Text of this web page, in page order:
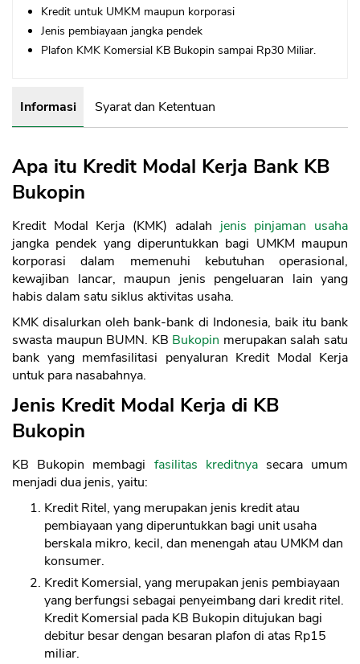
Kredit untuk UMKM maupun korporasi
Jenis pembiayaan jangka pendek
Plafon KMK Komersial KB Bukopin sampai Rp30 Miliar.
Informasi Syarat dan Ketentuan
Apa itu Kredit Modal Kerja Bank KB
Bukopin
Kredit Modal Kerja (KMK) adalahjenis pinjaman usaha
jangka pendek yang diperuntukkan bagi UMKM maupun
korporasi dalam memenuhi kebutuhan operasional,
kewajiban lancar, maupun jenis pengeluaran lain yang
habis dalam satu siklus aktivitas usaha.
KMK disalurkan oleh bank-bank di Indonesia, baik itu bank
swasta maupun BUMN. KB Bukopin merupakan salah satu
bank yang memfasilitasi penyaluran Kredit Modal Kerja
untuk para nasabahnya.
Jenis Kredit Modal Kerja di KB
Bukopin
KB Bukopin membagi fasilitas kreditnyasecara umum
menjadi dua jenis, yaitu:
Kredit Ritel, yang merupakan jenis kredit atau
pembiayaan yang diperuntukkan bagi unit usaha
berskala mikro, kecil, dan menengah atau UMKM dan
konsumer.
Kredit Komersial, yang merupakan jenis pembiayaan
yang berfungsi sebagai penyeimbang dari kredit ritel.
Kredit Komersial pada KB Bukopin ditujukan bagi
debitur besar dengan besaran plafon di atas Rp15
miliar.